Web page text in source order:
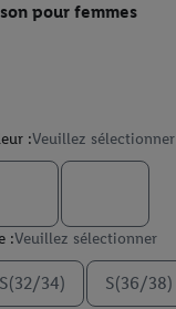
pour femmes
:Veuillez sélectionner
:Veuillez sélectionner
34) S(36/38)